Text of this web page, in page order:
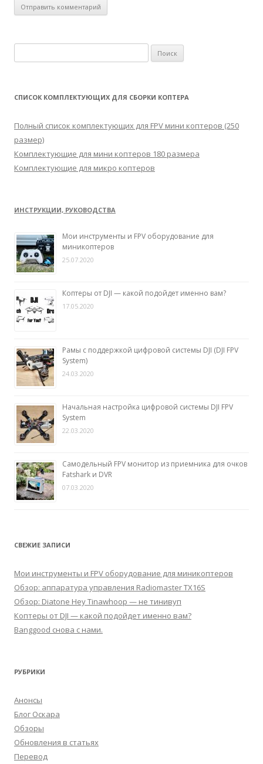
а
т
:
СПИСОК КОМПЛЕКТУЮЩИХ ДЛЯ СБОРКИ КОПТЕРА
Полный список комплектующих для FPV мини коптеров (250
размер)
Комплектующие для мини коптеров 180 размера
Комплектующие для микро коптеров
ИНСТРУКЦИИ, РУКОВОДСТВА
Мои инструменты и FPV оборудование для
миникоптеров
25.07.2020
Коптеры от DJI — какой подойдет именно вам?
17.05.2020
Рамы с поддержкой цифровой системы DJI (DJI FPV
System)
24.03.2020
Начальная настройка цифровой системы DJI FPV
System
22.03.2020
Самодельный FPV монитор из приемника для очков
Fatshark и DVR
07.03.2020
СВЕЖИЕ ЗАПИСИ
Мои инструменты и FPV оборудование для миникоптеров
Обзор: аппаратура управления Radiomaster TX16S
Обзор: Diatone Hey Tinawhoop — не тинивуп
Коптеры от DJI — какой подойдет именно вам?
Banggood снова с нами.
РУБРИКИ
Анонсы
Блог Оскара
Обзоры
Обновления в статьях
Перевод